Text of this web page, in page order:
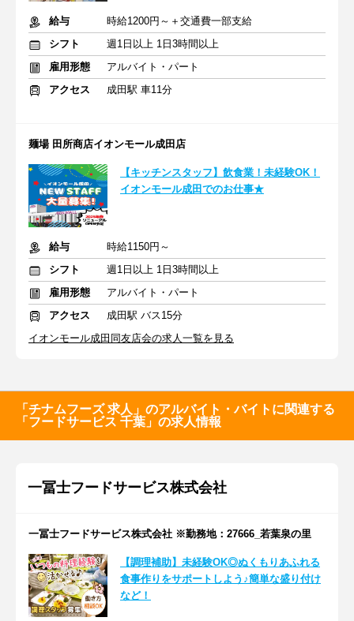
給与
時給1200円～＋交通費一部支給
シフト
週1日以上 1日3時間以上
雇用形態
アルバイト・パート
アクセス
成田駅 車11分
麺場 田所商店イオンモール成田店
【キッチンスタッフ】飲食業！未経験OK！
イオンモール成田でのお仕事★
給与
時給1150円～
シフト
週1日以上 1日3時間以上
雇用形態
アルバイト・パート
アクセス
成田駅 バス15分
イオンモール成田同友店会の求人一覧を見る
「チナムフーズ 求人」のアルバイト・バイトに関連する
「フードサービス 千葉」の求人情報
一冨士フードサービス株式会社
一冨士フードサービス株式会社 ※勤務地：27666_若葉泉の里
【調理補助】未経験OK◎ぬくもりあふれる
食事作りをサポートしよう♪簡単な盛り付け
など！